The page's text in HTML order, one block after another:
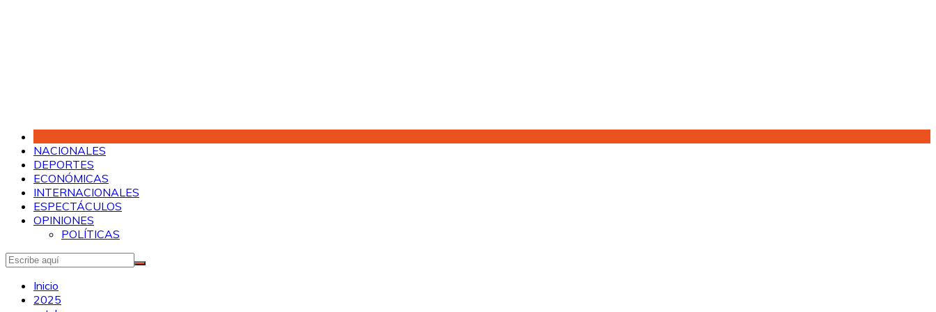
NACIONALES
DEPORTES
ECONÓMICAS
INTERNACIONALES
ESPECTÁCULOS
OPINIONES
POLÍTICAS
Inicio
2025